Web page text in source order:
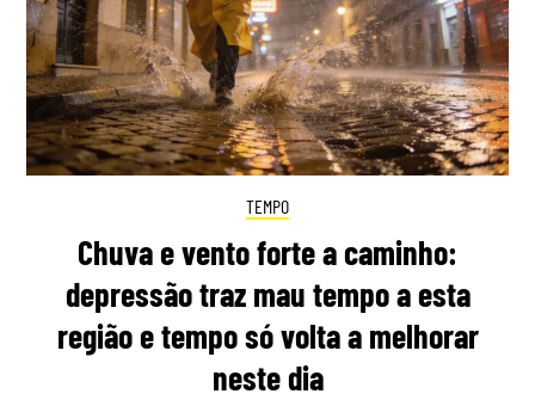
TEMPO
Chuva e vento forte a caminho:
depressão traz mau tempo a esta
região e tempo só volta a melhorar
neste dia